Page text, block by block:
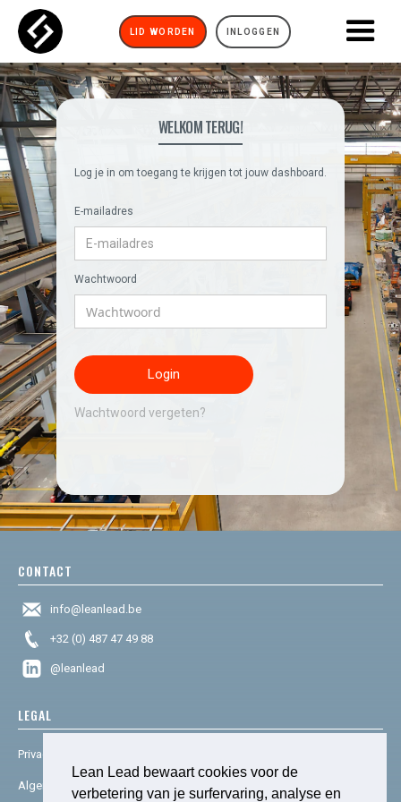
Lean Lead bewaart cookies voor de
verbetering van je surfervaring, analyse en
LID WORDEN INLOGGEN
WELKOM TERUG!
Log je in om toegang te krijgen tot jouw dashboard.
E-mailadres
Wachtwoord
Wachtwoord vergeten?
CONTACT
info@leanlead.be
+32 (0) 487 47 49 88
@leanlead
LEGAL
Privacy & cookies
Algemene voorwaarden